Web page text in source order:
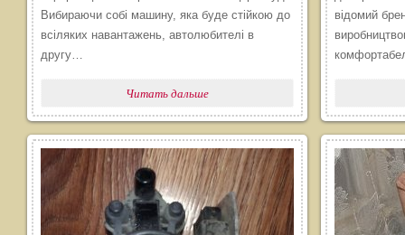
Вибираючи собі машину, яка буде стійкою до
всіляких навантажень, автолюбителі в
другу…
Читать дальше
відомий